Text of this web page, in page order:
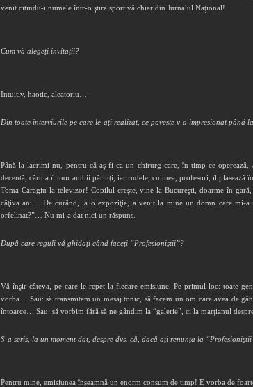
venit citindu-i numele într-o ştire sportivă chiar din Jurnalul Naţional!
Cum vă alegeţi invitaţii?
Intuitiv, haotic, aleatoriu…
Din toate interviurile pe care le-aţi realizat, ce poveste v-a impresionat până
Până la lacrimi nu, pentru că aş fi ca un chirurg care, în timp ce
decentă, căruia îi mor ambii părinţi, iar rudele, culmea, profesori, îl
Toma Caragiu la televizor! Copilul creşte, vine la Bucureşti, doarme în
câţiva ani… De curând, la o expoziţie, a venit la mine un domn care mi-
orfelinat?”… Nu mi-a dat nici un răspuns.
După care reguli vă ghidaţi când faceţi “Profesioniştii”?
Vă înşir câteva, pe care le repet la fiecare emisiune. Pe primul loc: toate
vorba… Sau: să transmitem un mesaj tonic, să facem un om care avea de
întoarce… Sau: să vorbim fără să ne gândim la “galerie”, ci la marţianul
S-a scris, la un moment dat, despre dvs. că, dacă aţi renunţa la
Pentru mine, emisiunea înseamnă un enorm consum de timp! E vorba de